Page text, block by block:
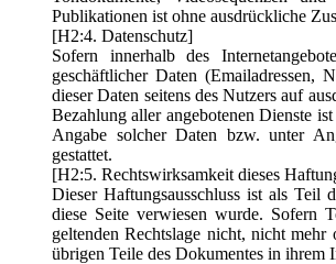
Publikationen ist ohne ausdrückliche
[H2:4. Datenschutz]
Sofern innerhalb des
geschäftlicher Daten (Emailadressen,
dieser Daten seitens des Nutzers auf
Bezahlung aller angebotenen Dienste
Angabe solcher Daten bzw. unter
gestattet.
[H2:5. Rechtswirksamkeit dieses
Dieser Haftungsausschluss ist als Teil
diese Seite verwiesen wurde. Sofern
geltenden Rechtslage nicht, nicht
übrigen Teile des Dokumentes in